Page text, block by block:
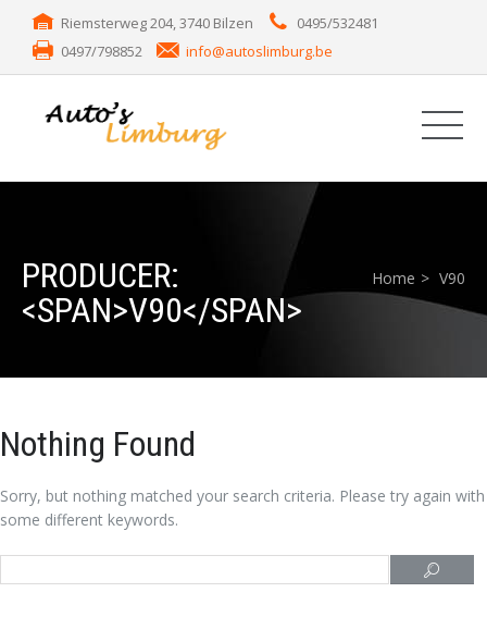
Riemsterweg 204, 3740 Bilzen
0495/532481
0497/798852
info@autoslimburg.be
PRODUCER:
<SPAN>V90</SPAN>
Home V90
Nothing Found
Sorry, but nothing matched your search criteria. Please try again with
some different keywords.